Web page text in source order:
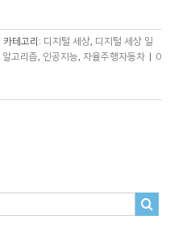
카테고리: 디지털 세상, 디지털 세상 일
알고리즘, 인공지능, 자율주행자동차 | 0